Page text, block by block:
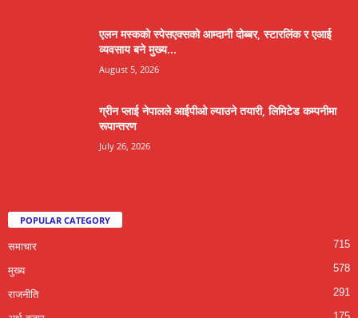
एलन मस्कको स्पेसएक्सको आम्दानी दोब्बर, स्टारलिंक र एआई
व्यवसाय बने मुख्य...
August 5, 2026
ग्रीन प्लाई नेपालले आईपीओ ल्याउने तयारी, लिमिटेड कम्पनीमा
रूपान्तरण
July 26, 2026
POPULAR CATEGORY
समाचार 715
मुख्य 578
राजनीति 291